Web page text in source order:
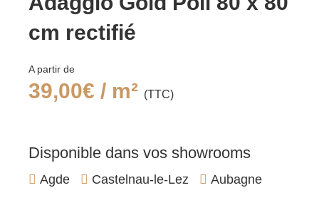
cm rectifié
A partir de
39,00€ / m² (TTC)
Disponible dans vos showrooms
Agde Castelnau-le-Lez Aubagne